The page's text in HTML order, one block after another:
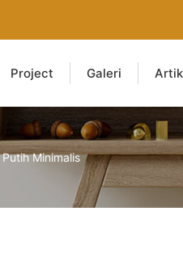
Project Galeri
Minimalis